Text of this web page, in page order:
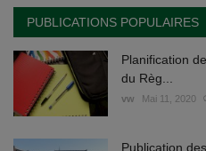
PUBLICATIONS POPULAIRES
Planification
du Règ...
vw Mai 11, 2020
Publication